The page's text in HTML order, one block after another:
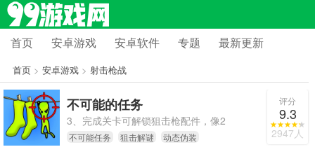
首页 安卓游戏 安卓软件 专题 最新更新
首页> 安卓游戏> 射击枪战
不可能的任务
3、完成关卡可解锁狙击枪配件，像2
倍镜能提高中距离射击的命中率，消
不可能任务 狙击解谜 动态伪装
评分
9.3
2947人